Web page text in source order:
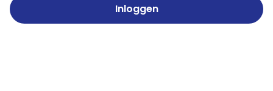
Inloggen